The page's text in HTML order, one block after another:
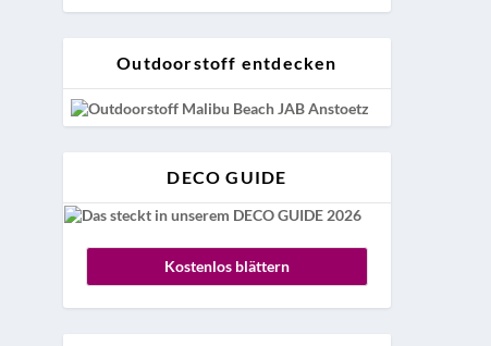
Outdoorstoff entdecken
DECO GUIDE
Kostenlos blättern